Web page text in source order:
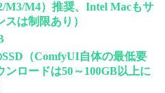
M3/M4）推奨、Intel Macもサ
は制限あり）
（ComfyUI自体の最低要
ロードは50～100GB以上に